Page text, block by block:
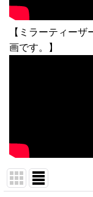
【ミラーティー
画です。】